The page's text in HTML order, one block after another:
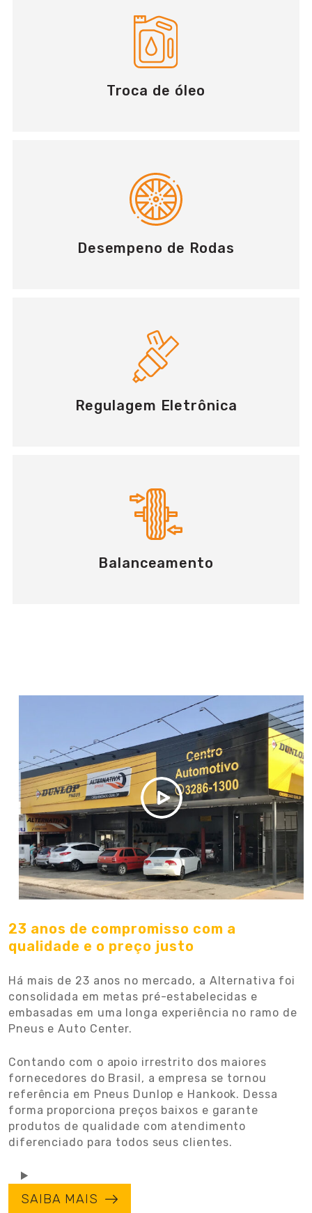
Troca de óleo
Desempeno de Rodas
Regulagem Eletrônica
Balanceamento
23 anos de compromisso com a
qualidade e o preço justo
Há mais de 23 anos no mercado, a Alternativa foi
consolidada em metas pré-estabelecidas e
embasadas em uma longa experiência no ramo de
Pneus e Auto Center.
Contando com o apoio irrestrito dos maiores
fornecedores do Brasil, a empresa se tornou
referência em Pneus Dunlop e Hankook. Dessa
forma proporciona preços baixos e garante
produtos de qualidade com atendimento
diferenciado para todos seus clientes.
SAIBA MAIS